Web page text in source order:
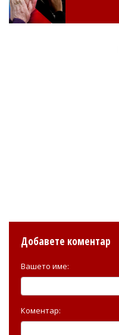
Добавете коментар
Вашето име:
Коментар: